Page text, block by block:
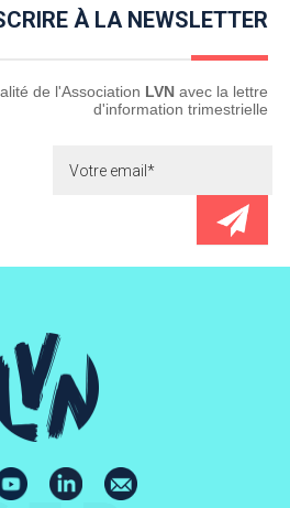
À LA NEWSLETTER
de l'Association LVN avec la lettre
d'information trimestrielle